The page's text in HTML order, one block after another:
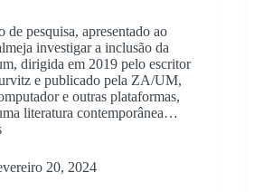
de pesquisa, apresentado ao
investigar a inclusão da
dirigida em 2019 pelo escritor
e publicado pela ZA/UM,
e outras plataformas,
literatura contemporânea…
20, 2024